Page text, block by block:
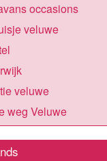
occasions
veluwe
veluwe
weg Veluwe